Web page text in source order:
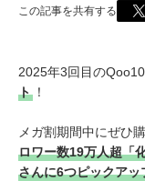
この記事を共有する
2025年3回目のQoo10
ト ！
メガ割期間中にぜひ
ロワー数19万人超「
さんに6つピックアッ